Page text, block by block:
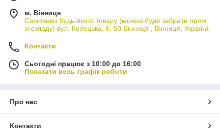
м. Вінниця
Самовивіз будь-якого товару (можна буде забрати прям
зі складу) вул. Келецька, б. 50 Вінниця , Вінниця, Україна
Контакти
Сьогодні працює з 10:00 до 16:00
Показати весь графік роботи
Про нас
Контакти